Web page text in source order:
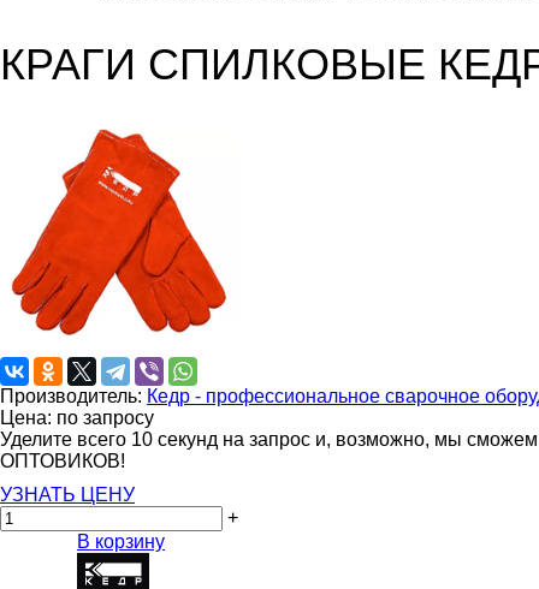
КРАГИ СПИЛКОВЫЕ
Производитель: Кедр - профессиональное сварочное
Цена: по запросу
Уделите всего 10 секунд на запрос и, возможно, мы
ОПТОВИКОВ!
УЗНАТЬ ЦЕНУ
+
В корзину